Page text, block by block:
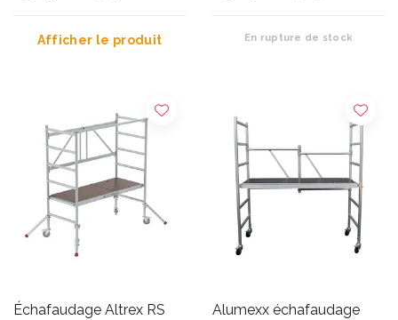
Afficher le produit En rupture de stock
Échafaudage Altrex RS
Alumexx échafaudage